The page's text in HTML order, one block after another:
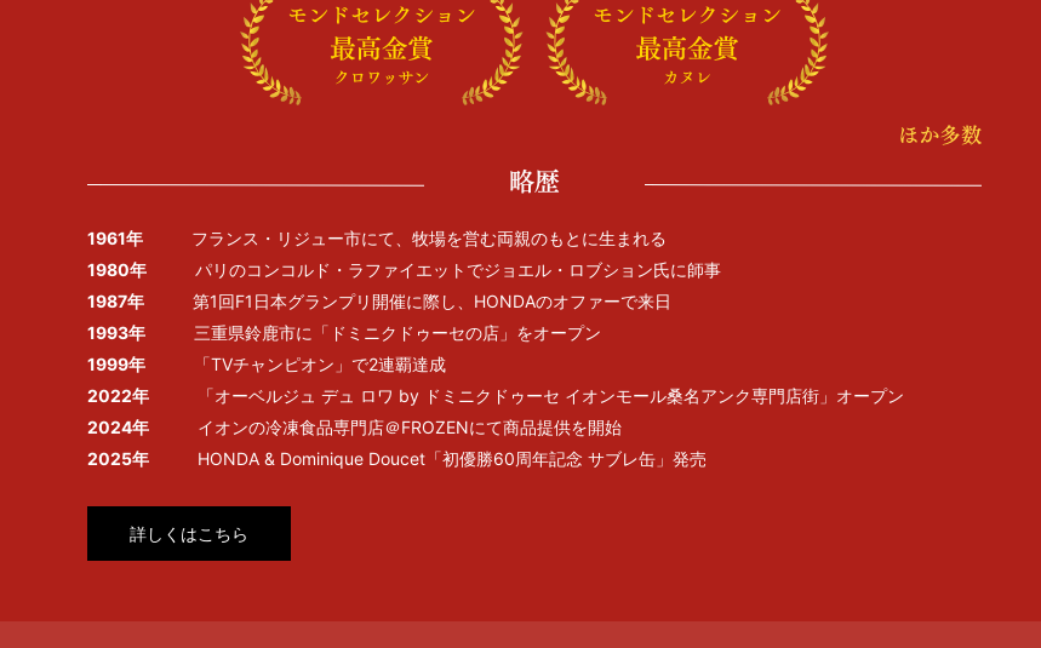
1961年
フランス・リジュー市にて、牧場を営む両親のもとに生まれる
1980年
パリのコンコルド・ラファイエットでジョエル・ロブション氏に師事
1987年
第1回F1日本グランプリ開催に際し、HONDAのオファーで来日
1993年
三重県鈴鹿市に「ドミニクドゥーセの店」をオープン
1999年
「TVチャンピオン」で2連覇達成
2022年
「オーベルジュ デュ ロワ by ドミニクドゥーセ イオンモール桑名アンク専門店街」オープン
2024年
イオンの冷凍食品専門店＠FROZENにて商品提供を開始
2025年
HONDA & Dominique Doucet「初優勝60周年記念 サブレ缶」発売
詳しくはこちら